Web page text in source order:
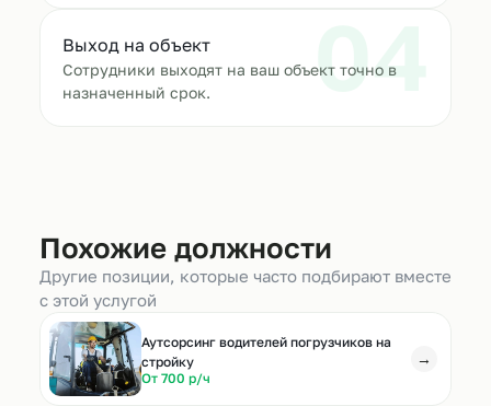
04
Выход на объект
Сотрудники выходят на ваш объект точно в
назначенный срок.
Похожие должности
Другие позиции, которые часто подбирают вместе
с этой услугой
Аутсорсинг водителей погрузчиков на
стройку
От 700 р/ч
→